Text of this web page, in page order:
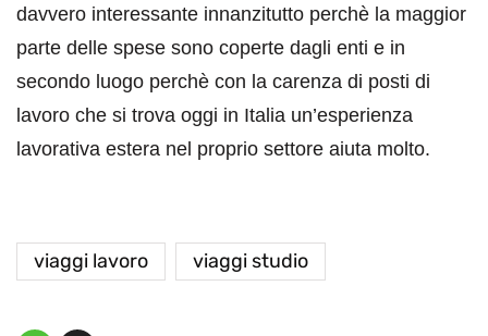
davvero interessante innanzitutto perchè la maggior
parte delle spese sono coperte dagli enti e in
secondo luogo perchè con la carenza di posti di
lavoro che si trova oggi in Italia un’esperienza
lavorativa estera nel proprio settore aiuta molto.
viaggi lavoro viaggi studio